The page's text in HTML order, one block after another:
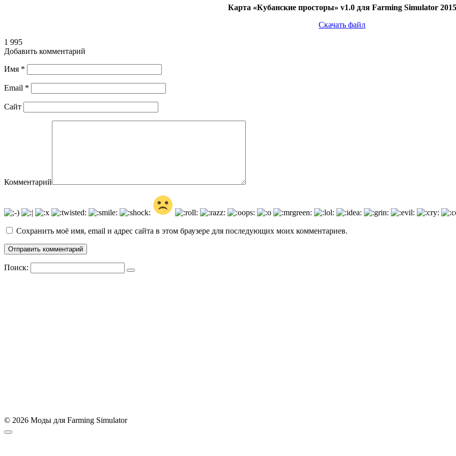
Карта «Кубанские просторы» v1.0 для Farming Simulator 2015
Скачать файл
1 995
Добавить комментарий
Имя *
Email *
Сайт
Комментарий
Сохранить моё имя, email и адрес сайта в этом браузере для последующих моих комментариев.
Поиск:
© 2026 Моды для Farming Simulator